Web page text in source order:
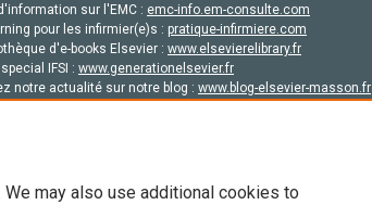
sur l'EMC : emc-info.em-consulte.com
pour les infirmier(e)s : pratique-infirmiere.com
d'e-books Elsevier : www.elsevierelibrary.fr
IFSI : www.generationelsevier.fr
notre actualité sur notre blog : www.blog-elsevier-masson.fr
may also use additional cookies to